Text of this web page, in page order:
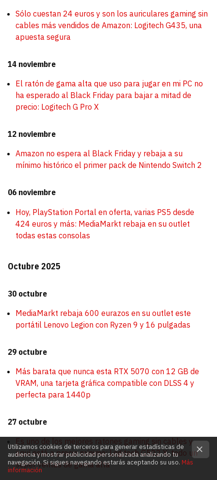
Sólo cuestan 24 euros y son los auriculares gaming sin
cables más vendidos de Amazon: Logitech G435, una
apuesta segura
14 noviembre
El ratón de gama alta que uso para jugar en mi PC no
ha esperado al Black Friday para bajar a mitad de
precio: Logitech G Pro X
12 noviembre
Amazon no espera al Black Friday y rebaja a su
mínimo histórico el primer pack de Nintendo Switch 2
06 noviembre
Hoy, PlayStation Portal en oferta, varias PS5 desde
424 euros y más: MediaMarkt rebaja en su outlet
todas estas consolas
Octubre 2025
30 octubre
MediaMarkt rebaja 600 eurazos en su outlet este
portátil Lenovo Legion con Ryzen 9 y 16 pulgadas
29 octubre
Más barata que nunca esta RTX 5070 con 12 GB de
VRAM, una tarjeta gráfica compatible con DLSS 4 y
perfecta para 1440p
27 octubre
Es uno de los mejores ratones gaming sin cables y
aquí está a precio mínimo: Logitech G502 X, todo un
súper ventas de gama alta
Utilizamos cookies de terceros para generar estadísticas de
audiencia y mostrar publicidad personalizada analizando tu
navegación. Si sigues navegando estarás aceptando su uso. Más
información